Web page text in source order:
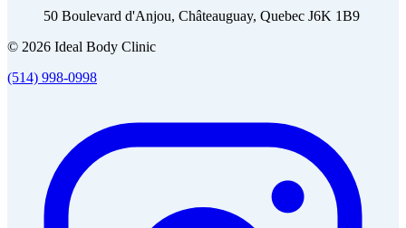
50 Boulevard d'Anjou, Châteauguay, Quebec J6K 1B9
© 2026 Ideal Body Clinic
(514) 998-0998